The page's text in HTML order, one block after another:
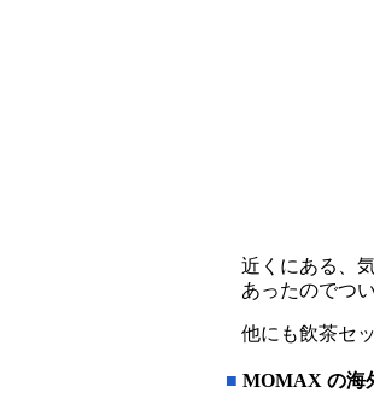
近くにある、
あったのでつ
他にも飲茶セ
■ MOMAX の海